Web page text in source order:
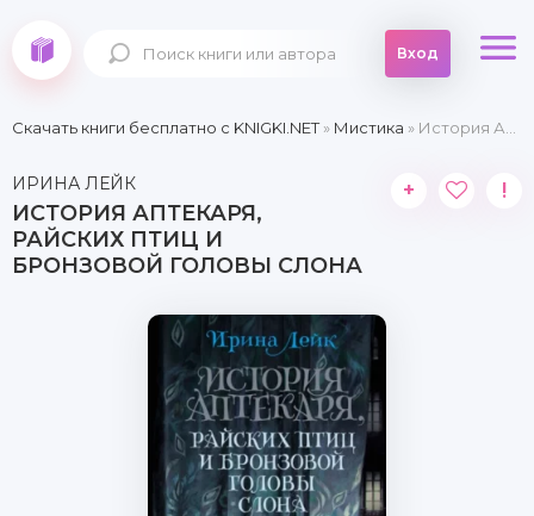
Вход
Скачать книги бесплатно c KNIGKI.NET» Мистика » История Аптекаря, райских птиц и бронзовой головы слона
ИРИНА ЛЕЙК
ИСТОРИЯ АПТЕКАРЯ,
РАЙСКИХ ПТИЦ И
БРОНЗОВОЙ ГОЛОВЫ СЛОНА
+ !